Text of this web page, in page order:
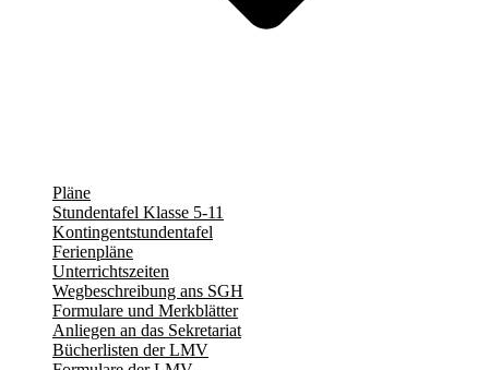
Pläne
Stundentafel Klasse 5-11
Kontingentstundentafel
Ferienpläne
Unterrichtszeiten
Wegbeschreibung ans SGH
Formulare und Merkblätter
Anliegen an das Sekretariat
Bücherlisten der LMV